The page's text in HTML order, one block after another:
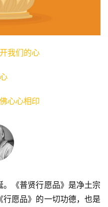
我们的心
心心相印
《普贤行愿品》是净土宗
愿品》的一切功德，也是